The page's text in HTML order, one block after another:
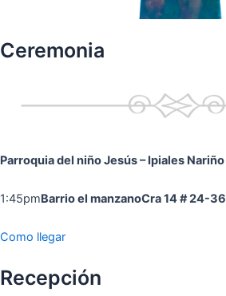
Ceremonia
Parroquia del niño Jesús– Ipiales Nariño
1:45pmBarrio el manzanoCra 14 # 24-36
Como llegar
Recepción